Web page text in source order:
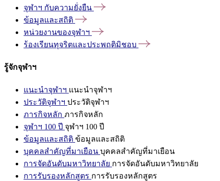
จุฬาฯ กับความยั่งยืน
ข้อมูลและสถิติ
หน่วยงานของจุฬาฯ
ร้องเรียนทุจริตและประพฤติมิชอบ
รู้จักจุฬาฯ
แนะนำจุฬาฯ แนะนำจุฬาฯ
ประวัติจุฬาฯ ประวัติจุฬาฯ
ภารกิจหลัก ภารกิจหลัก
จุฬาฯ 100 ปี จุฬาฯ 100 ปี
ข้อมูลและสถิติ ข้อมูลและสถิติ
บุคคลสำคัญที่มาเยือน บุคคลสำคัญที่มาเยือน
การจัดอันดับมหาวิทยาลัย การจัดอันดับมหาวิทยาลัย
การรับรองหลักสูตร การรับรองหลักสูตร